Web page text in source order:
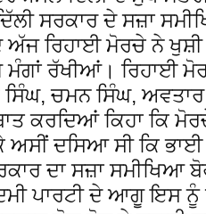
ਸਰਕਾਰ ਦੇ ਸਜ਼ਾ
ਅੱਜ ਰਿਹਾਈ ਮੋਰਚੇ ਨੇ
ਮੰਗਾਂ ਰੱਖੀਆਂ। ਰਿਹਾਈ
ਚਮਨ ਸਿੰਘ,
ਕਰਦਿਆਂ ਕਿਹਾ ਕਿ
ਅਸੀਂ ਦਸਿਆ ਸੀ ਕਿ
ਦਾ ਸਜ਼ਾ ਸਮੀਖਿਆ
ਪਾਰਟੀ ਦੇ ਆਗੂ ਇਸ ਨੂੰ